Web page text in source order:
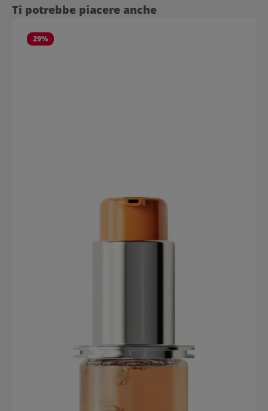
Salta la galleria dei prodotti
Ti potrebbe piacere anche
29%